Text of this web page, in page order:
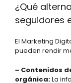
¿Qué
seguidores
El Marketing
pueden rendir
– Contenidos
orgánica:La